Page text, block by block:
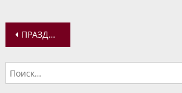
Навигация
по
записям
ПРАЗДНИК ПОКРОВА В ИЛИИНСКОМ ХРАМЕ ЯРОСЛАВЛЯ